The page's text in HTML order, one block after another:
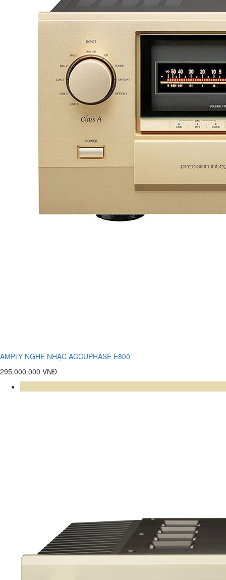
AMPLY NGHE NHẠC ACCUPHASE E800
295.000.000 VNĐ